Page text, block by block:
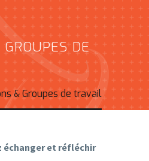
DE
& Groupes de travail
échanger et réfléchir